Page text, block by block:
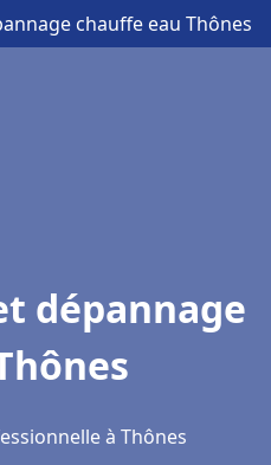
chauffe eau Thônes
dépannage
à Thônes